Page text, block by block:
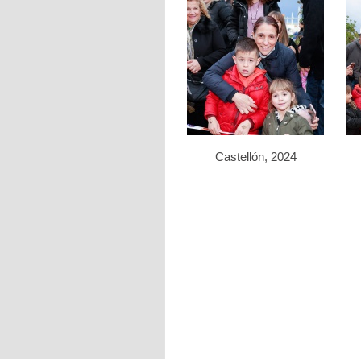
Castellón, 2024